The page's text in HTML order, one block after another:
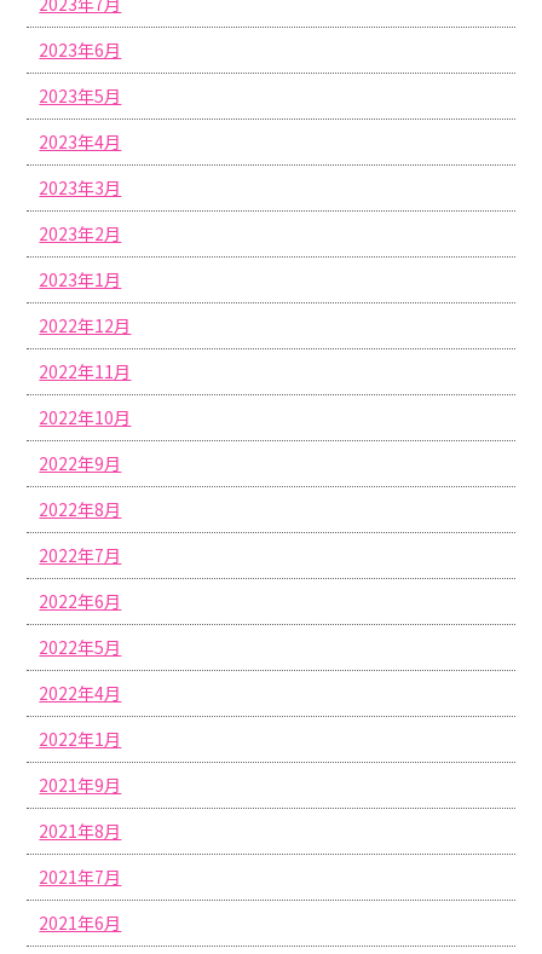
2023年6月
2023年5月
2023年4月
2023年3月
2023年2月
2023年1月
2022年12月
2022年11月
2022年10月
2022年9月
2022年8月
2022年7月
2022年6月
2022年5月
2022年4月
2022年1月
2021年9月
2021年8月
2021年7月
2021年6月